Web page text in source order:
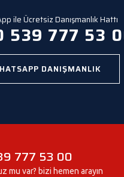
ile Ücretsiz Danışmanlık Hattı
539 777 53
DANIŞMANLIK
777 53 00
mu var? bizi hemen arayın